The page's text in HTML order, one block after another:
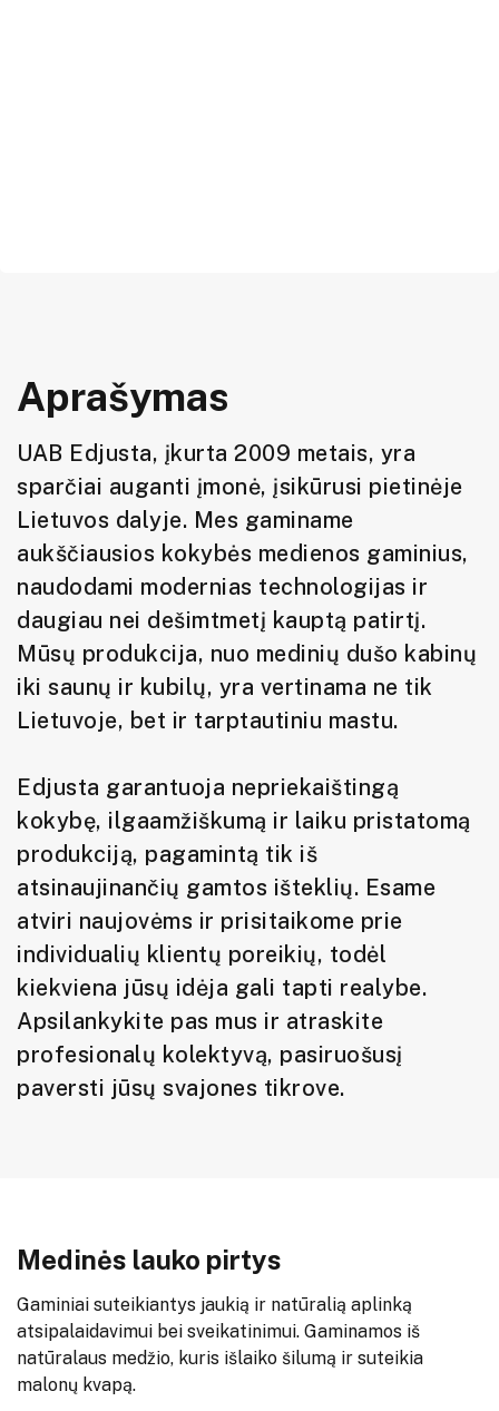
Aprašymas
UAB Edjusta, įkurta 2009 metais, yra
sparčiai auganti įmonė, įsikūrusi pietinėje
Lietuvos dalyje. Mes gaminame
aukščiausios kokybės medienos gaminius,
naudodami modernias technologijas ir
daugiau nei dešimtmetį kauptą patirtį.
Mūsų produkcija, nuo medinių dušo kabinų
iki saunų ir kubilų, yra vertinama ne tik
Lietuvoje, bet ir tarptautiniu mastu.
Edjusta garantuoja nepriekaištingą
kokybę, ilgaamžiškumą ir laiku pristatomą
produkciją, pagamintą tik iš
atsinaujinančių gamtos išteklių. Esame
atviri naujovėms ir prisitaikome prie
individualių klientų poreikių, todėl
kiekviena jūsų idėja gali tapti realybe.
Apsilankykite pas mus ir atraskite
profesionalų kolektyvą, pasiruošusį
paversti jūsų svajones tikrove.
Medinės lauko pirtys
Gaminiai suteikiantys jaukią ir natūralią aplinką
atsipalaidavimui bei sveikatinimui. Gaminamos iš
natūralaus medžio, kuris išlaiko šilumą ir suteikia
malonų kvapą.